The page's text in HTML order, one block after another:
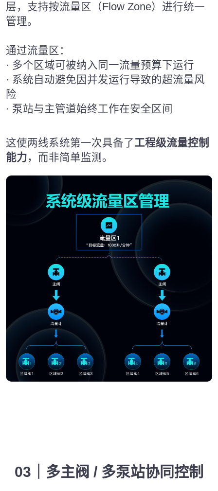
层，支持按流量区（Flow Zone）进行统一
管理。
通过流量区：
· 多个区域可被纳入同一流量预算下运行
· 系统自动避免因并发运行导致的超流量风
险
· 泵站与主管道始终工作在安全区间
这使两线系统第一次具备了工程级流量控制
能力，而非简单监测。
03｜多主阀 / 多泵站协同控制